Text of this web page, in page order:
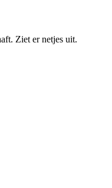
Ziet er netjes uit.